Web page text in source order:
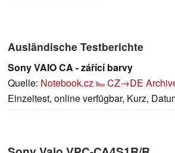
Ausländische Testberichte
Sony VAIO CA - zářící barvy
Quelle: Notebook.cz CZ→DE
Einzeltest, online verfügbar, Kurz,